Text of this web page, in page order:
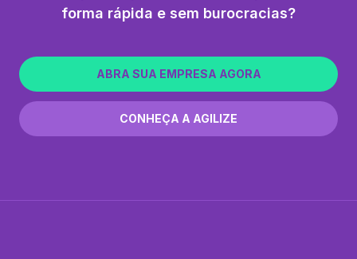
forma rápida e sem burocracias?
ABRA SUA EMPRESA AGORA
CONHEÇA A AGILIZE